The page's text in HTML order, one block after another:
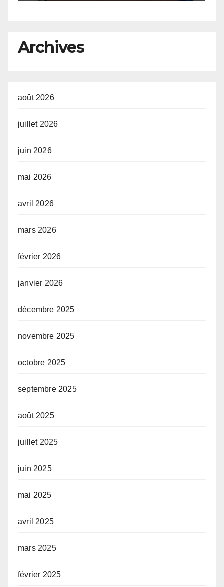
Archives
août 2026
juillet 2026
juin 2026
mai 2026
avril 2026
mars 2026
février 2026
janvier 2026
décembre 2025
novembre 2025
octobre 2025
septembre 2025
août 2025
juillet 2025
juin 2025
mai 2025
avril 2025
mars 2025
février 2025